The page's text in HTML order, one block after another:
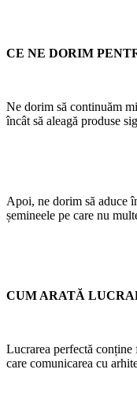
CE NE DORIM
Ne dorim să continuăm
încât să aleagă produse
Apoi, ne dorim să aduce
șemineele pe care nu
CUM ARATĂ
Lucrarea perfectă conține
care comunicarea cu